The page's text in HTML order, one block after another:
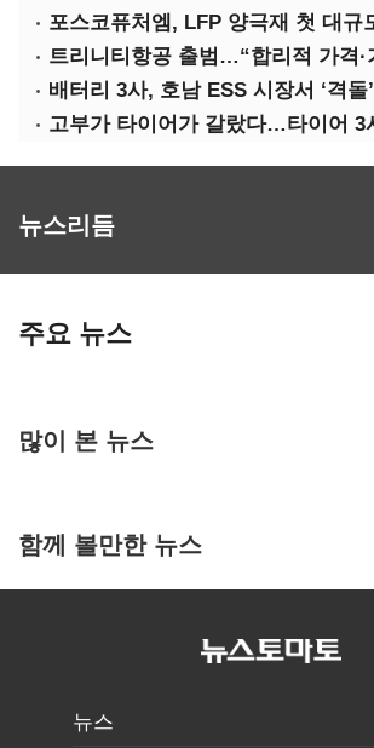
배터리 3사, 호남 ESS 시장서 ‘격돌’
뉴스리듬
주요 뉴스
많이 본 뉴스
함께 볼만한 뉴스
뉴스